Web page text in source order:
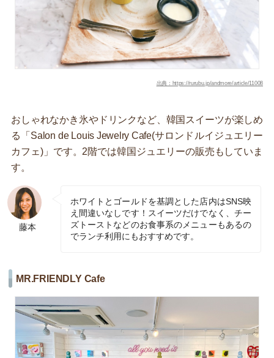
出典：https://rurubu.jp/andmore/article/11008
おしゃれなかき氷やドリンクなど、韓国スイーツが楽しめ
る「Salon de Louis Jewelry Cafe(サロンドルイジュエリー
カフェ)」です。2階では韓国ジュエリーの販売もしていま
す。
藤本
ホワイトとゴールドを基調とした店内はSNS映
え間違いなしです！スイーツだけでなく、チー
ズトーストなどのお食事系のメニューもあるの
でランチ利用にもおすすめです。
MR.FRIENDLY Cafe